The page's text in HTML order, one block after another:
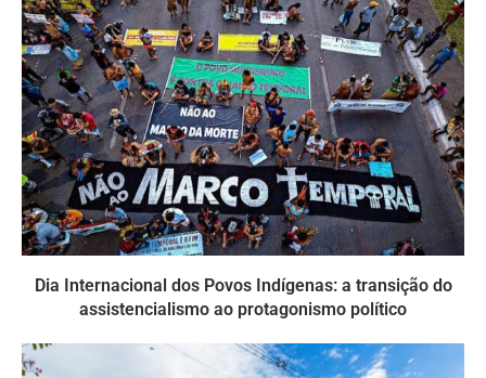
Dia Internacional dos Povos Indígenas: a transição do
assistencialismo ao protagonismo político